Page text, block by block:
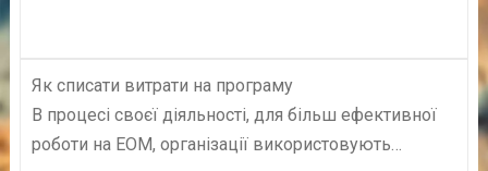
Як списати витрати на програму
В процесі своєї діяльності, для більш ефективної
роботи на ЕОМ, організації використовують…